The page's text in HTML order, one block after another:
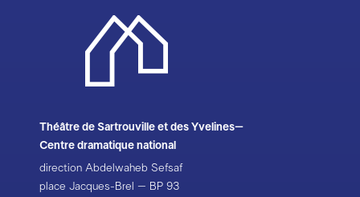
Théâtre de Sartrouville et des Yvelines–
Centre dramatique national
direction Abdelwaheb Sefsaf
place Jacques-Brel – BP 93